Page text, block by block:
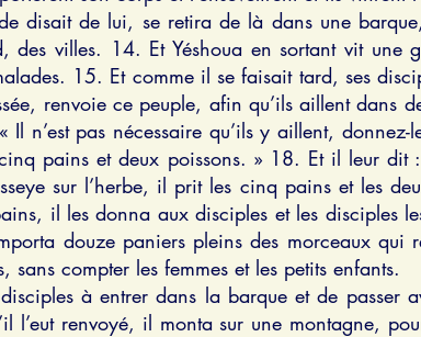
disait de lui, se retira de là dans une
villes. 14. Et Yéshoua en sortant vit une
15. Et comme il se faisait tard, ses
renvoie ce peuple, afin qu’ils aillent dans
n’est pas nécessaire qu’ils y aillent, donnez-
pains et deux poissons. » 18. Et il leur dit
sur l’herbe, il prit les cinq pains et les
il les donna aux disciples et les disciples
douze paniers pleins des morceaux qui
compter les femmes et les petits enfants.
à entrer dans la barque et de passer
l’eut renvoyé, il monta sur une montagne,